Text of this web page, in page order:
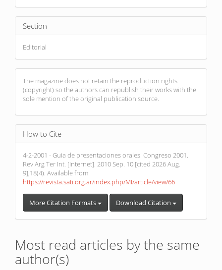
Section
Editorial
The magazine does not retain the reproduction rights
(copyright) so the authors can republish their works with the
sole mention of the original publication source.
How to Cite
4-2-2001 - Guia de presentaciones orales. Congreso 2001.
Rev Arg Ter Int. [Internet]. 2010 Sep. 10 [cited 2026 Aug.
9];18(4). Available from:
https://revista.sati.org.ar/index.php/MI/article/view/66
More Citation Formats Download Citation
Most read articles by the same
author(s)